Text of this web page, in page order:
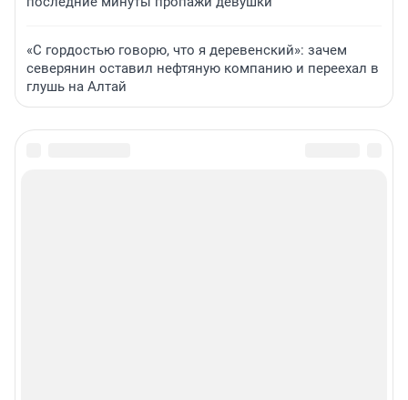
«С гордостью говорю, что я деревенский»: зачем
северянин оставил нефтяную компанию и переехал в
глушь на Алтай